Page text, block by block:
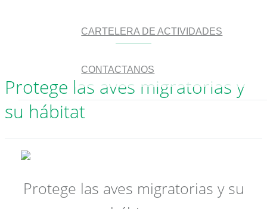
CARTELERA DE ACTIVIDADES
CONTACTANOS
Protege las aves migratorias y
su hábitat
Protege las aves migratorias y su